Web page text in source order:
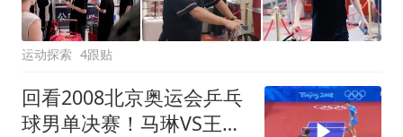
运动探索 4跟贴
回看2008北京奥运会乒乓
球男单决赛！马琳VS王